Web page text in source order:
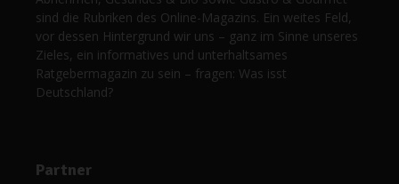
sind die Rubriken des Online-Magazins. Ein weites Feld,
vor dessen Hintergrund wir uns – ganz im Sinne unseres
Zieles, ein informatives und unterhaltsames
Ratgebermagazin zu sein – fragen: Was isst
Deutschland?
Partner